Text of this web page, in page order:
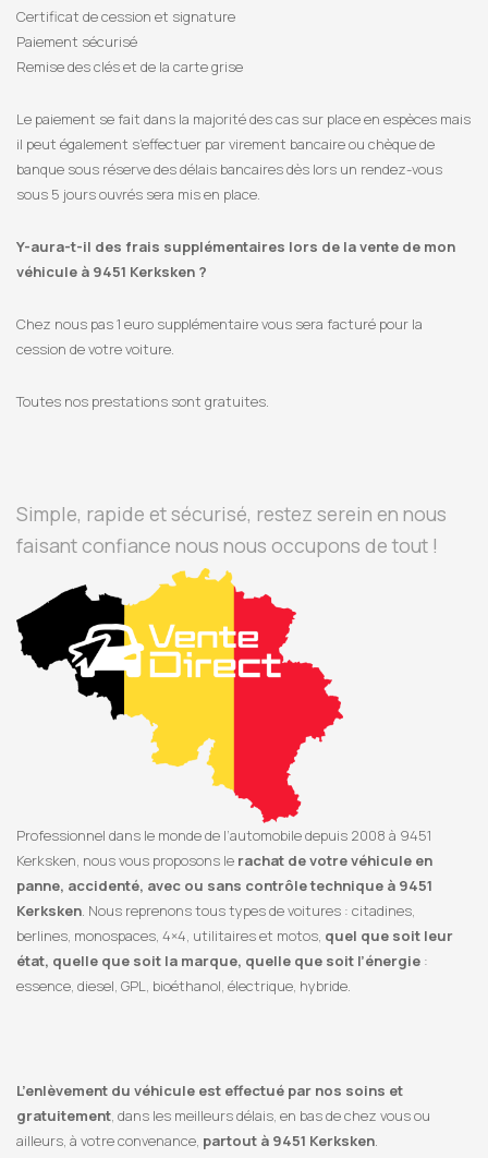
Certificat de cession et signature
Paiement sécurisé
Remise des clés et de la carte grise
Le paiement se fait dans la majorité des cas sur place en espèces mais
il peut également s’effectuer par virement bancaire ou chèque de
banque sous réserve des délais bancaires dès lors un rendez-vous
sous 5 jours ouvrés sera mis en place.
Y-aura-t-il des frais supplémentaires lors de la vente de mon
véhicule à 9451 Kerksken ?
Chez nous pas 1 euro supplémentaire vous sera facturé pour la
cession de votre voiture.
Toutes nos prestations sont gratuites.
Simple, rapide et sécurisé, restez serein en nous
faisant confiance nous nous occupons de tout !
Professionnel dans le monde de l’automobile depuis 2008 à 9451
Kerksken, nous vous proposons le rachat de votre véhicule en
panne, accidenté, avec ou sans contrôle technique à 9451
Kerksken. Nous reprenons tous types de voitures : citadines,
berlines, monospaces, 4×4, utilitaires et motos, quel que soit leur
état, quelle que soit la marque, quelle que soit l’énergie :
essence, diesel, GPL, bioéthanol, électrique, hybride.
L’enlèvement du véhicule est effectué par nos soins et
gratuitement, dans les meilleurs délais, en bas de chez vous ou
ailleurs, à votre convenance, partout à 9451 Kerksken.